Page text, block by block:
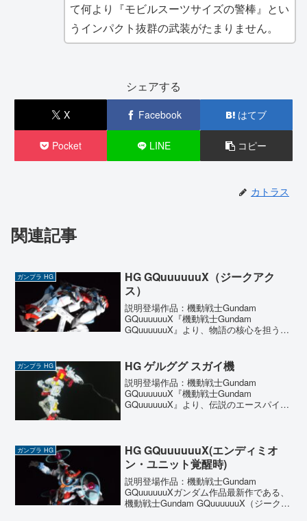
て何より『モビルスーツサイズの警棒』とい
うインパクト抜群の武装がたまりません。
シェアする
X Facebook はてブ
Pocket LINE コピー
カトラス
関連記事
ガンプラ HG
HG GQuuuuuuX（ジークアク
ス）
説明登場作品：機動戦士Gundam
GQuuuuuuX『機動戦士Gundam
GQuuuuuuX』より、物語の核心を担う主
いであろうこの綴り。公式でもほぼ必ず
フリガナが...
ガンプラ HG HG ゲルググ スガイ機
説明登場作品：機動戦士Gundam
GQuuuuuuX『機動戦士Gundam
GQuuuuuuX』より、伝説のエースパイロ
「ジムじゃ...
ガンプラ HG
HG GQuuuuuuX(エンディミオ
ン・ユニット覚醒時)
説明登場作品：機動戦士Gundam
GQuuuuuuXガンダム作品最新作である、
機動戦士Gundam GQuuuuuuX（ジークア